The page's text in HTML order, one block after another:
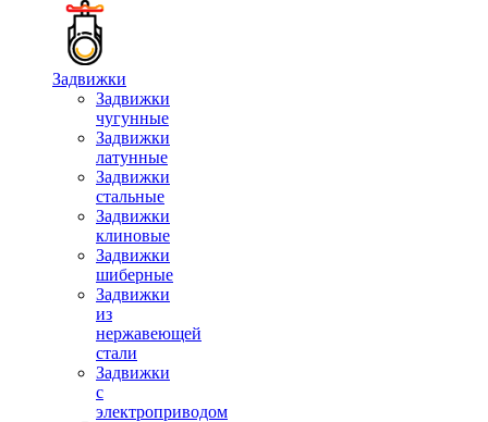
Задвижки
Задвижки
чугунные
Задвижки
латунные
Задвижки
стальные
Задвижки
клиновые
Задвижки
шиберные
Задвижки
из
нержавеющей
стали
Задвижки
с
электроприводом